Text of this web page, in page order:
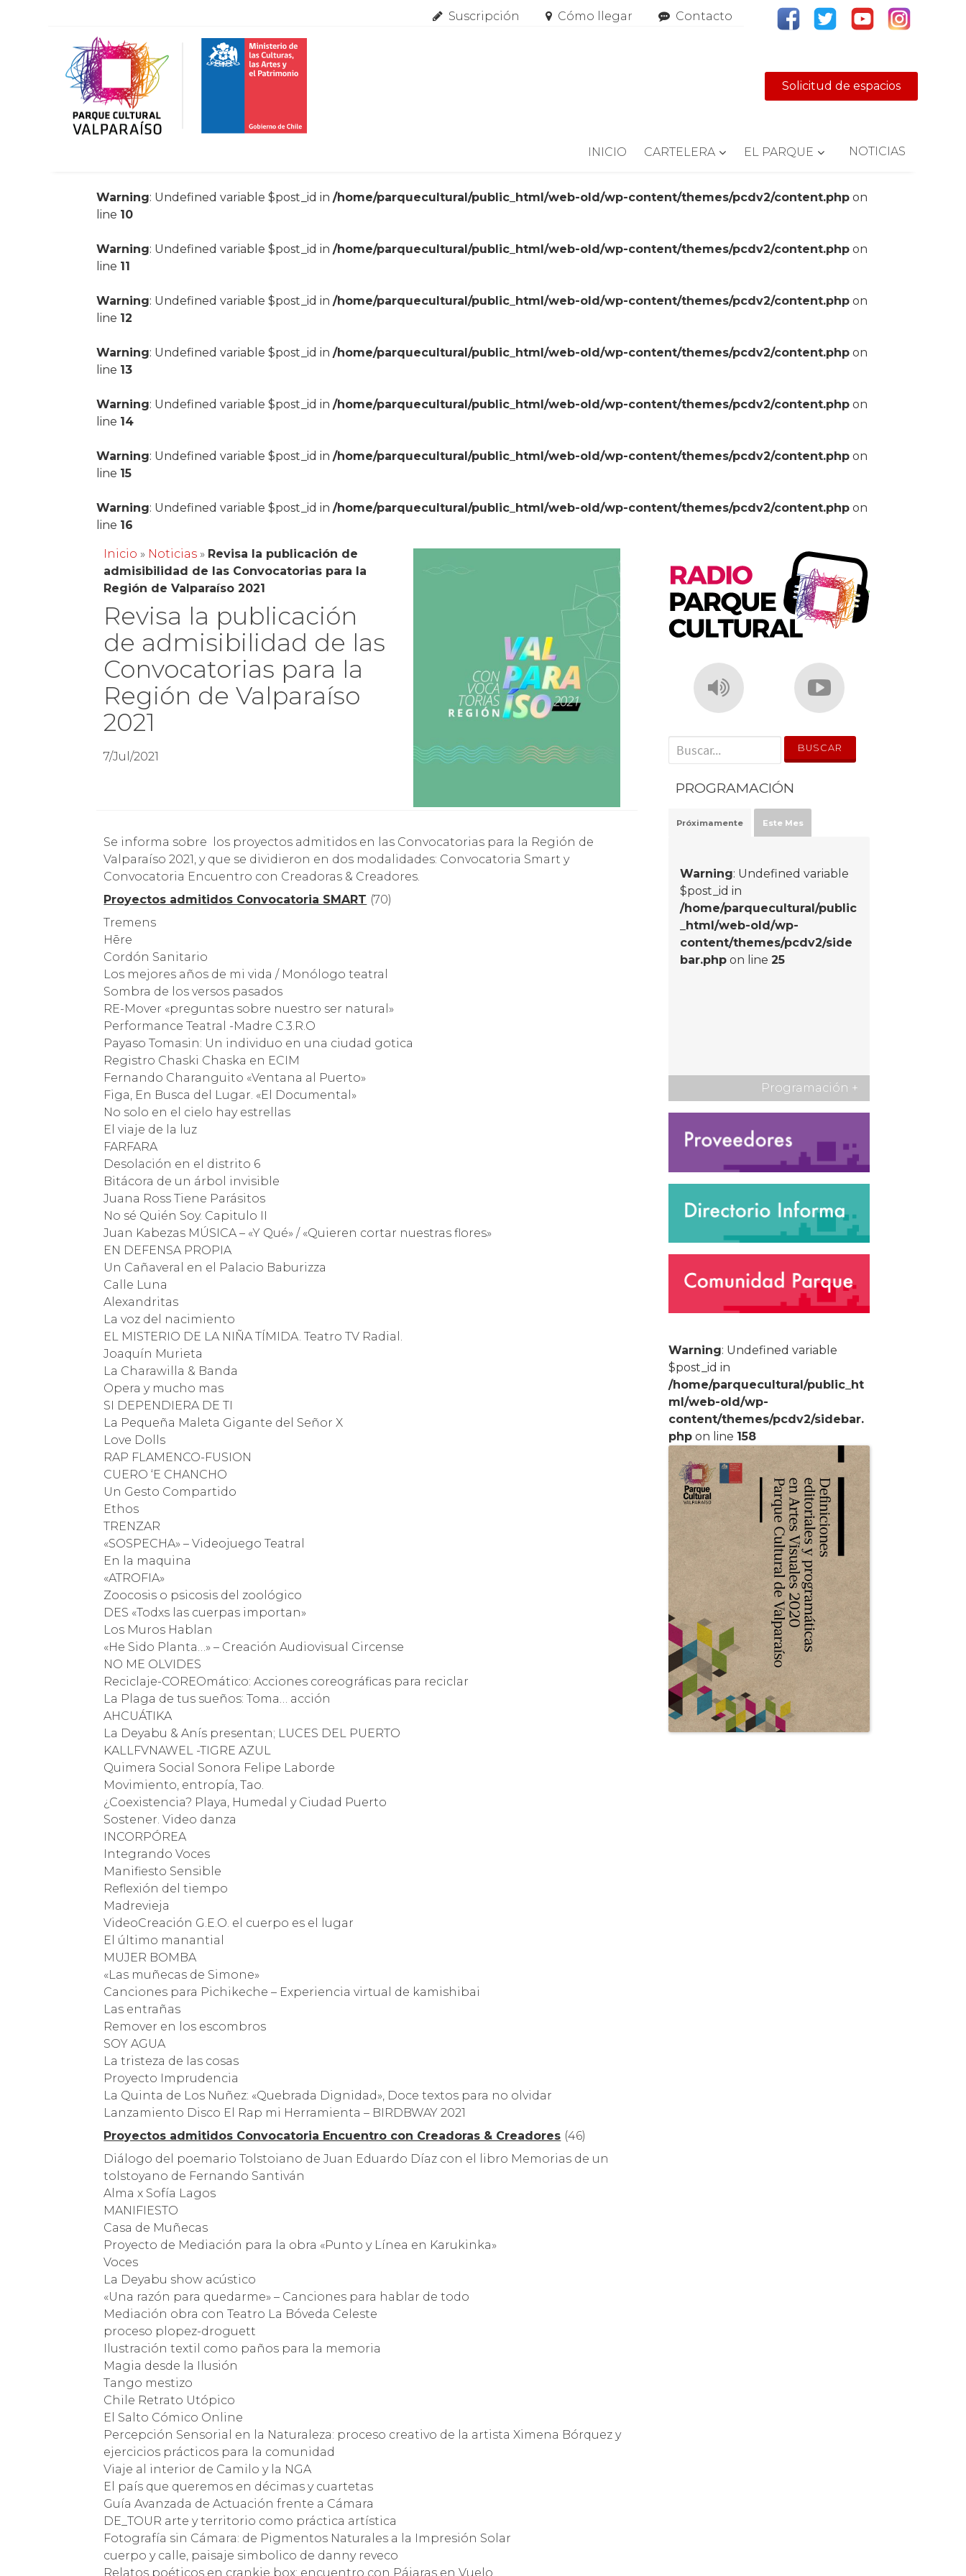
Suscripción Cómo llegar Contacto
Solicitud de espacios
INICIO CARTELERA EL PARQUE NOTICIAS
Warning: Undefined variable $post_id in/home/parquecultural/public_html/web-old/wp-content/themes/pcdv2/content.php on
line 10
Warning: Undefined variable $post_id in/home/parquecultural/public_html/web-old/wp-content/themes/pcdv2/content.php on
line 11
Warning: Undefined variable $post_id in/home/parquecultural/public_html/web-old/wp-content/themes/pcdv2/content.php on
line 12
Warning: Undefined variable $post_id in/home/parquecultural/public_html/web-old/wp-content/themes/pcdv2/content.php on
line 13
Warning: Undefined variable $post_id in/home/parquecultural/public_html/web-old/wp-content/themes/pcdv2/content.php on
line 14
Warning: Undefined variable $post_id in/home/parquecultural/public_html/web-old/wp-content/themes/pcdv2/content.php on
line 15
Warning: Undefined variable $post_id in/home/parquecultural/public_html/web-old/wp-content/themes/pcdv2/content.php on
line 16
Inicio » Noticias » Revisa la publicación de
admisibilidad de las Convocatorias para la
Región de Valparaíso 2021
Revisa la publicación
de admisibilidad de las
Convocatorias para la
Región de Valparaíso
2021
7/Jul/2021
Se informa sobre los proyectos admitidos en las Convocatorias para la Región de
Valparaíso 2021, y que se dividieron en dos modalidades: Convocatoria Smart y
Convocatoria Encuentro con Creadoras & Creadores.
Proyectos admitidos Convocatoria SMART (70)
Tremens
Hēre
Cordón Sanitario
Los mejores años de mi vida / Monólogo teatral
Sombra de los versos pasados
RE-Mover «preguntas sobre nuestro ser natural»
Performance Teatral -Madre C.3.R.O
Payaso Tomasin: Un individuo en una ciudad gotica
Registro Chaski Chaska en ECIM
Fernando Charanguito «Ventana al Puerto»
Figa, En Busca del Lugar. «El Documental»
No solo en el cielo hay estrellas
El viaje de la luz
FARFARA
Desolación en el distrito 6
Bitácora de un árbol invisible
Juana Ross Tiene Parásitos
No sé Quién Soy. Capitulo II
Juan Kabezas MÚSICA – «Y Qué» / «Quieren cortar nuestras flores»
EN DEFENSA PROPIA
Un Cañaveral en el Palacio Baburizza
Calle Luna
Alexandritas
La voz del nacimiento
EL MISTERIO DE LA NIÑA TÍMIDA. Teatro TV Radial.
Joaquín Murieta
La Charawilla & Banda
Opera y mucho mas
SI DEPENDIERA DE TI
La Pequeña Maleta Gigante del Señor X
Love Dolls
RAP FLAMENCO-FUSION
CUERO ‘E CHANCHO
Un Gesto Compartido
Ethos
TRENZAR
«SOSPECHA» – Videojuego Teatral
En la maquina
«ATROFIA»
Zoocosis o psicosis del zoológico
DES «Todxs las cuerpas importan»
Los Muros Hablan
«He Sido Planta…» – Creación Audiovisual Circense
NO ME OLVIDES
Reciclaje-COREOmático: Acciones coreográficas para reciclar
La Plaga de tus sueños: Toma… acción
AHCUÁTIKA
La Deyabu & Anís presentan; LUCES DEL PUERTO
KALLFVNAWEL -TIGRE AZUL
Quimera Social Sonora Felipe Laborde
Movimiento, entropía, Tao.
¿Coexistencia? Playa, Humedal y Ciudad Puerto
Sostener. Video danza
INCORPÓREA
Integrando Voces
Manifiesto Sensible
Reflexión del tiempo
Madrevieja
VideoCreación G.E.O. el cuerpo es el lugar
El último manantial
MUJER BOMBA
«Las muñecas de Simone»
Canciones para Pichikeche – Experiencia virtual de kamishibai
Las entrañas
Remover en los escombros
SOY AGUA
La tristeza de las cosas
Proyecto Imprudencia
La Quinta de Los Nuñez: «Quebrada Dignidad», Doce textos para no olvidar
Lanzamiento Disco El Rap mi Herramienta – BIRDBWAY 2021
Proyectos admitidos Convocatoria Encuentro con Creadoras & Creadores (46)
Diálogo del poemario Tolstoiano de Juan Eduardo Díaz con el libro Memorias de un
tolstoyano de Fernando Santiván
Alma x Sofía Lagos
MANIFIESTO
Casa de Muñecas
Proyecto de Mediación para la obra «Punto y Línea en Karukinka»
Voces
La Deyabu show acústico
«Una razón para quedarme» – Canciones para hablar de todo
Mediación obra con Teatro La Bóveda Celeste
proceso plopez-droguett
Ilustración textil como paños para la memoria
Magia desde la Ilusión
Tango mestizo
Chile Retrato Utópico
El Salto Cómico Online
Percepción Sensorial en la Naturaleza: proceso creativo de la artista Ximena Bórquez y
ejercicios prácticos para la comunidad
Viaje al interior de Camilo y la NGA
El país que queremos en décimas y cuartetas
Guía Avanzada de Actuación frente a Cámara
DE_TOUR arte y territorio como práctica artística
Fotografía sin Cámara: de Pigmentos Naturales a la Impresión Solar
cuerpo y calle, paisaje simbolico de danny reveco
Relatos poéticos en crankie box: encuentro con Pájaras en Vuelo
' . __('Search for:') . '
PROGRAMACIÓN
Próximamente Este Mes
Warning: Undefined variable
$post_id in
/home/parquecultural/public
_html/web-old/wp-
content/themes/pcdv2/side
bar.php on line25
Programación +
Warning: Undefined variable
$post_id in
/home/parquecultural/public_ht
ml/web-old/wp-
content/themes/pcdv2/sidebar.
php on line 158